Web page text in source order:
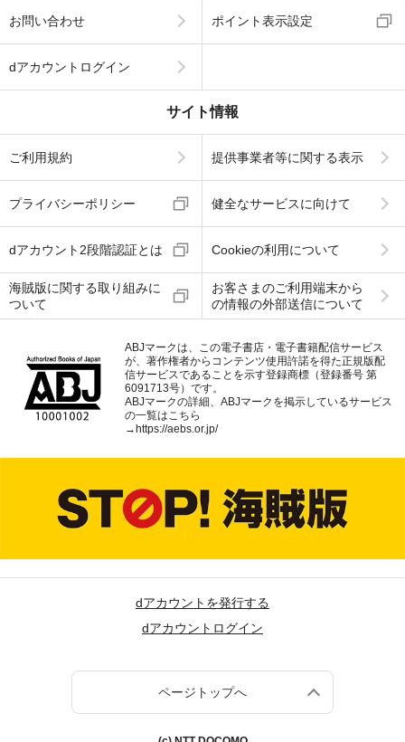
お問い合わせ ポイント表示設定
dアカウントログイン
サイト情報
ご利用規約 提供事業者等に関する表示
プライバシーポリシー 健全なサービスに向けて
dアカウント2段階認証とは Cookieの利用について
海賊版に関する取り組みに
ついて
お客さまのご利用端末から
の情報の外部送信について
ABJマークは、この電子書店・電子書籍配信サービス
が、著作権者からコンテンツ使用許諾を得た正規版配
信サービスであることを示す登録商標（登録番号 第
6091713号）です。
ABJマークの詳細、ABJマークを掲示しているサービス
の一覧はこちら
→ https://aebs.or.jp/
dアカウントを発行する
dアカウントログイン
ページトップへ